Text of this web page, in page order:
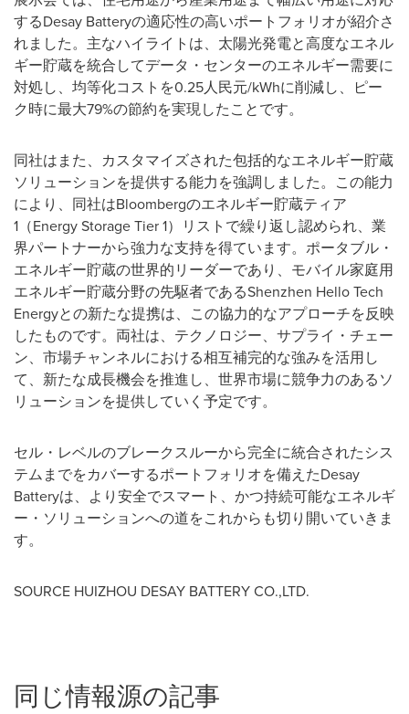
するDesay Batteryの適応性の高いポートフォリオが紹介さ
れました。主なハイライトは、太陽光発電と高度なエネル
ギー貯蔵を統合してデータ・センターのエネルギー需要に
対処し、均等化コストを0.25人民元/kWhに削減し、ピー
ク時に最大79%の節約を実現したことです。
同社はまた、カスタマイズされた包括的なエネルギー貯蔵
ソリューションを提供する能力を強調しました。この能力
により、同社はBloombergのエネルギー貯蔵ティア
1（Energy Storage Tier 1）リストで繰り返し認められ、業
界パートナーから強力な支持を得ています。ポータブル・
エネルギー貯蔵の世界的リーダーであり、モバイル家庭用
エネルギー貯蔵分野の先駆者であるShenzhen Hello Tech
Energyとの新たな提携は、この協力的なアプローチを反映
したものです。両社は、テクノロジー、サプライ・チェー
ン、市場チャンネルにおける相互補完的な強みを活用し
て、新たな成長機会を推進し、世界市場に競争力のあるソ
リューションを提供していく予定です。
セル・レベルのブレークスルーから完全に統合されたシス
テムまでをカバーするポートフォリオを備えたDesay
Batteryは、より安全でスマート、かつ持続可能なエネルギ
ー・ソリューションへの道をこれからも切り開いていきま
す。
SOURCE HUIZHOU DESAY BATTERY CO.,LTD.
同じ情報源の記事